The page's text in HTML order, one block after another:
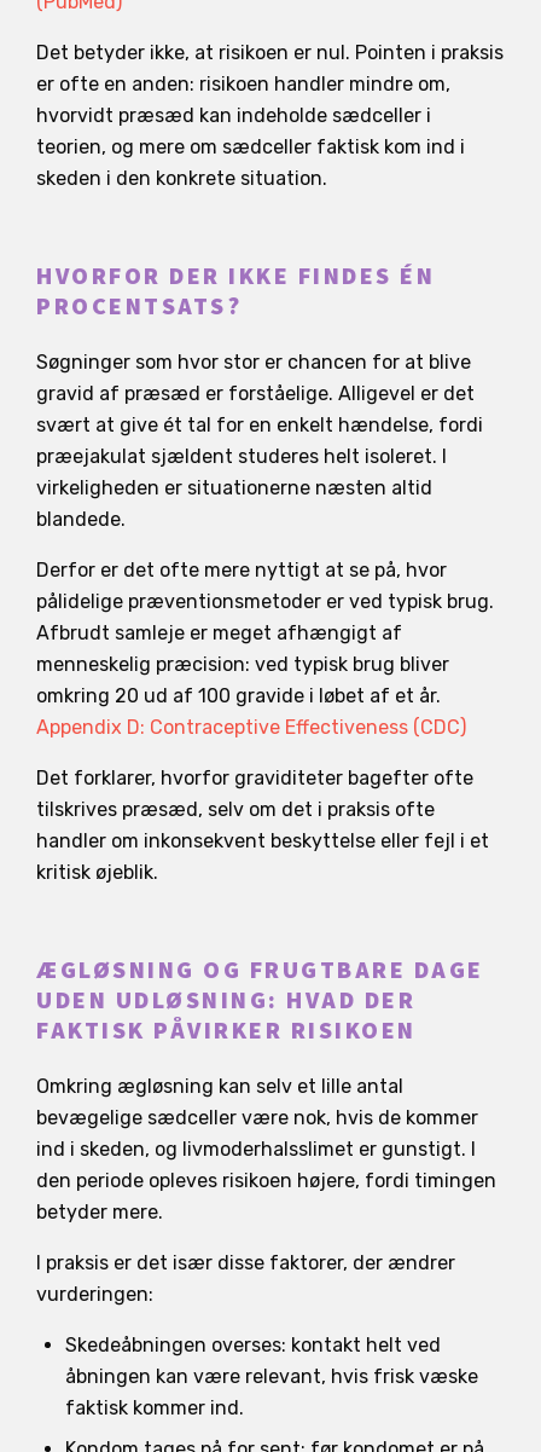
Det betyder ikke, at risikoen er nul. Pointen i praksis
er ofte en anden: risikoen handler mindre om,
hvorvidt præsæd kan indeholde sædceller i
teorien, og mere om sædceller faktisk kom ind i
skeden i den konkrete situation.
HVORFOR DER IKKE FINDES ÉN
PROCENTSATS?
Søgninger som hvor stor er chancen for at blive
gravid af præsæd er forståelige. Alligevel er det
svært at give ét tal for en enkelt hændelse, fordi
præejakulat sjældent studeres helt isoleret. I
virkeligheden er situationerne næsten altid
blandede.
Derfor er det ofte mere nyttigt at se på, hvor
pålidelige præventionsmetoder er ved typisk brug.
Afbrudt samleje er meget afhængigt af
menneskelig præcision: ved typisk brug bliver
omkring 20 ud af 100 gravide i løbet af et år.
Appendix D: Contraceptive Effectiveness (CDC)
Det forklarer, hvorfor graviditeter bagefter ofte
tilskrives præsæd, selv om det i praksis ofte
handler om inkonsekvent beskyttelse eller fejl i et
kritisk øjeblik.
ÆGLØSNING OG FRUGTBARE DAGE
UDEN UDLØSNING: HVAD DER
FAKTISK PÅVIRKER RISIKOEN
Omkring ægløsning kan selv et lille antal
bevægelige sædceller være nok, hvis de kommer
ind i skeden, og livmoderhalsslimet er gunstigt. I
den periode opleves risikoen højere, fordi timingen
betyder mere.
I praksis er det især disse faktorer, der ændrer
vurderingen:
Skedeåbningen overses: kontakt helt ved
åbningen kan være relevant, hvis frisk væske
faktisk kommer ind.